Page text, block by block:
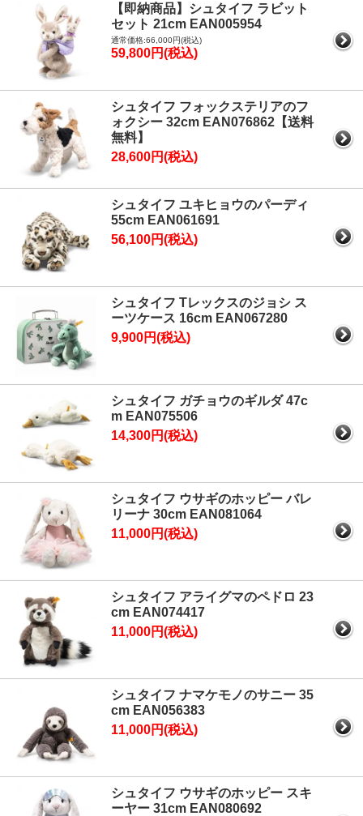
【即納商品】シュタイフ ラビット
セット 21cm EAN005954
通常価格:66,000円(税込)
59,800円(税込)
シュタイフ フォックステリアのフ
ォクシー 32cm EAN076862【送料
無料】
28,600円(税込)
シュタイフ ユキヒョウのパーディ
55cm EAN061691
56,100円(税込)
シュタイフ Tレックスのジョシ ス
ーツケース 16cm EAN067280
9,900円(税込)
シュタイフ ガチョウのギルダ 47c
m EAN075506
14,300円(税込)
シュタイフ ウサギのホッピー バレ
リーナ 30cm EAN081064
11,000円(税込)
シュタイフ アライグマのペドロ 23
cm EAN074417
11,000円(税込)
シュタイフ ナマケモノのサニー 35
cm EAN056383
11,000円(税込)
シュタイフ ウサギのホッピー スキ
ーヤー 31cm EAN080692